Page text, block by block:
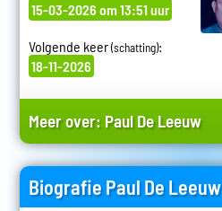
15-03-2026 om 13:51 uur
Volgende keer(schatting):
18-11-2026
Meer over: Paul De Leeuw
Biografie Paul De Leeuw